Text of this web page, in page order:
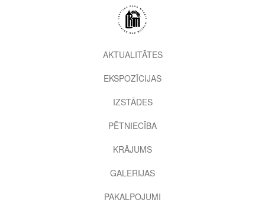
2nd
level
AKTUALITĀTES
EKSPOZĪCIJAS
IZSTĀDES
PĒTNIECĪBA
KRĀJUMS
GALERIJAS
PAKALPOJUMI